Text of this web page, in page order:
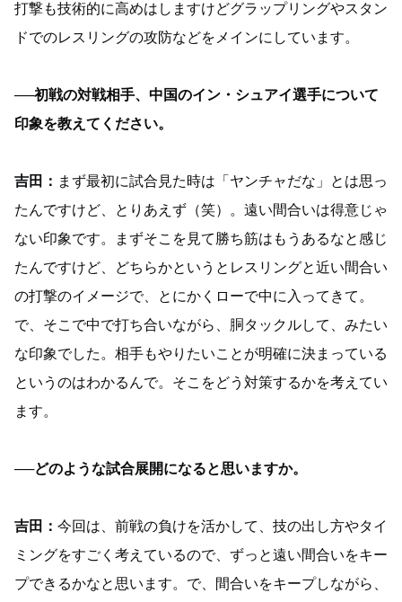
打撃も技術的に高めはしますけどグラップリングやスタン
ドでのレスリングの攻防などをメインにしています。
──初戦の対戦相手、中国のイン・シュアイ選手について
印象を教えてください。
吉田： まず最初に試合見た時は「ヤンチャだな」とは思っ
たんですけど、とりあえず（笑）。遠い間合いは得意じゃ
ない印象です。まずそこを見て勝ち筋はもうあるなと感じ
たんですけど、どちらかというとレスリングと近い間合い
の打撃のイメージで、とにかくローで中に入ってきて。
で、そこで中で打ち合いながら、胴タックルして、みたい
な印象でした。相手もやりたいことが明確に決まっている
というのはわかるんで。そこをどう対策するかを考えてい
ます。
──どのような試合展開になると思いますか。
吉田： 今回は、前戦の負けを活かして、技の出し方やタイ
ミングをすごく考えているので、ずっと遠い間合いをキー
プできるかなと思います。で、間合いをキープしながら、